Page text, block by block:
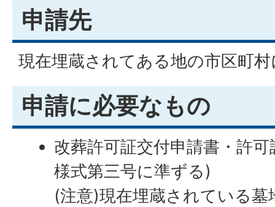
申請先
現在埋蔵されてある地の市区町
申請に必要なもの
改葬許可証交付申請書・許
様式第三号に準ずる)
(注意)現在埋蔵されている